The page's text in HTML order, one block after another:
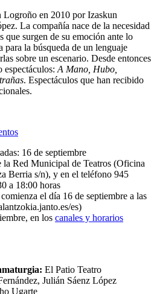
Logroño en 2010 por Izaskun
La compañía nace de la necesidad
que surgen de su emoción ante lo
para la búsqueda de un lenguaje
sobre un escenario. Desde entonces
espectáculos: A Mano, Hubo,
. Espectáculos que han recibido
16 de septiembre
la Red Municipal de Teatros (Oficina
Berria s/n), y en el teléfono 945
a 18:00 horas
el día 16 de septiembre a las
es)
en los canales y horarios
: El Patio Teatro
Julián Sáenz López
Ugarte